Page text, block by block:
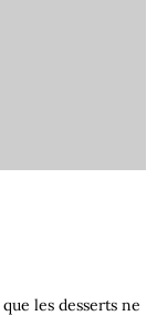
les desserts ne